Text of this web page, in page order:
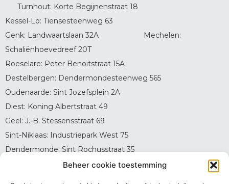
Beheer cookie toestemming
Turnhout: Korte Begijnenstraat 18
Kessel-Lo: Tiensesteenweg 63
Genk: Landwaartslaan 32A Mechelen:
Schaliënhoevedreef 20T
Roeselare: Peter Benoitstraat 15A
Destelbergen: Dendermondesteenweg 565
Oudenaarde: Sint Jozefsplein 2A
Diest: Koning Albertstraat 49
Geel: J.-B. Stessensstraat 69
Sint-Niklaas: Industriepark West 75
Dendermonde: Sint Rochusstraat 35
Oostende: Violierenlaan 3B